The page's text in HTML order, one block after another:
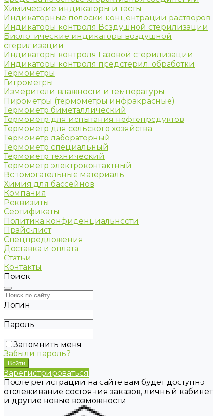
Химические индикаторы и тесты
Индикаторные полоски концентрации растворов
Индикаторы контроля Воздушной стерилизации
Биологические индикаторы воздушной
стерилизации
Индикаторы контроля Газовой стерилизации
Индикаторы контроля предстерил. обработки
Термометры
Гигрометры
Измерители влажности и температуры
Пирометры (термометры инфракрасные)
Термометр биметаллический
Термометр для испытания нефтепродуктов
Термометр для сельского хозяйства
Термометр лабораторный
Термометр специальный
Термометр технический
Термометр электроконтактный
Вспомогательные материалы
Химия для бассейнов
Компания
Реквизиты
Сертификаты
Политика конфиденциальности
Прайс-лист
Спецпредложения
Доставка и оплата
Статьи
Контакты
Поиск
Логин
Пароль
Запомнить меня
Забыли пароль?
Зарегистрироваться
После регистрации на сайте вам будет доступно
отслеживание состояния заказов, личный кабинет
и другие новые возможности